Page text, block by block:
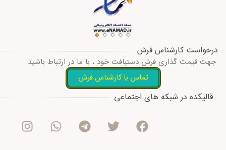
درخواست کارشناس فرش
جهت قیمت گذاری فرش دستبافت خود ، با ما در ارتباط باشید
تماس با کارشناس فرش
قالیکده در شبکه های اجتماعی
F
c
e
T
i
t
T
l
e
W
a
t
I
s
t